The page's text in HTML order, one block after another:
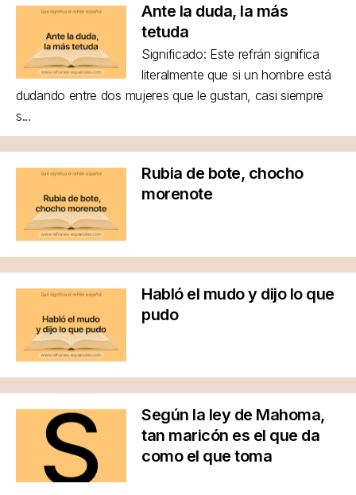
Ante la duda, la más
tetuda
Significado: Este refrán significa
literalmente que si un hombre está
dudando entre dos mujeres que le gustan, casi siempre
s...
Rubia de bote, chocho
morenote
Habló el mudo y dijo lo que
pudo
Según la ley de Mahoma,
tan maricón es el que da
como el que toma